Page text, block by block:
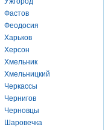
Фастов
Феодосия
Харьков
Херсон
Хмельник
Хмельницкий
Черкассы
Чернигов
Черновцы
Шаровечка